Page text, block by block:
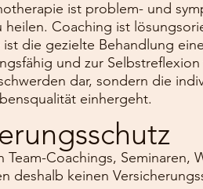
ist problem- und
heilen. Coaching ist
ist die gezielte Behandlung
und zur
dar, sondern die
einhergeht.
Team-Coachings,
deshalb keinen